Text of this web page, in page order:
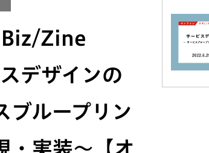
Zine
デザインの
ブループリン
・実装～【オ